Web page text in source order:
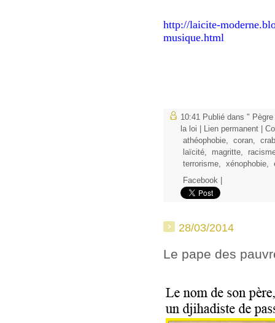
http://laicite-
musique.html
10:41 Publié dans "
la loi
Lien permanent
athéophobie
coran
crab
laïcité
magritte
terrorisme
xénophobie
Facebook
28/03/2014
Le pape des